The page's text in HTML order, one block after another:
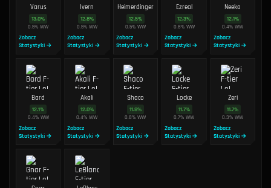
Varus
13.0%
0.5%WW
Zobacz
Statystyki →
Ivern
12.8%
0.5% WW
Zobacz
Statystyki →
Heimerdinger
12.5%
0.5% WW
Zobacz
Statystyki →
Ezreal
12.3%
0.8% WW
Zobacz
Statystyki →
Neeko
12.1%
0.4%WW
Zobacz
Statystyki →
Bard
12.1%
0.4% WW
Zobacz
Statystyki →
Akali
12.0%
0.4%WW
Zobacz
Statystyki →
Shaco
11.8%
0.8%WW
Zobacz
Statystyki →
Locke
11.7%
0.7%WW
Zobacz
Statystyki →
Zeri
11.7%
0.3%WW
Zobacz
Statystyki →